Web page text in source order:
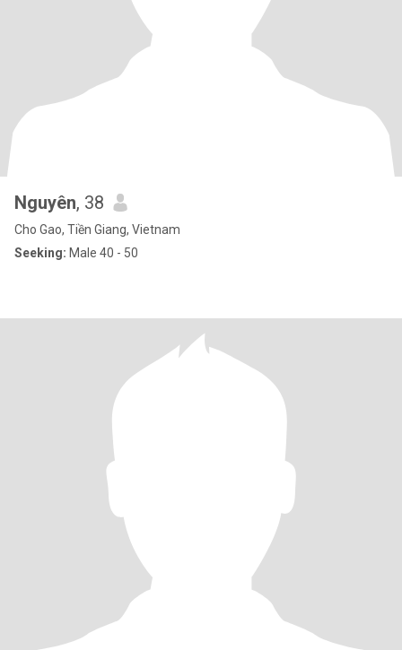
Nguyên, 38
Cho Gao, Tiền Giang, Vietnam
Seeking: Male 40 - 50